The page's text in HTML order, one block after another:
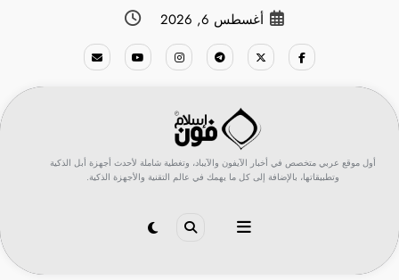
أغسطس 6, 2026
أول موقع عربي متخصص في أخبار الآيفون والآيباد، وتغطية شاملة لأحدث أجهزة أبل الذكية
وتطبيقاتها، بالإضافة إلى كل ما يهمك في عالم التقنية والأجهزة الذكية.